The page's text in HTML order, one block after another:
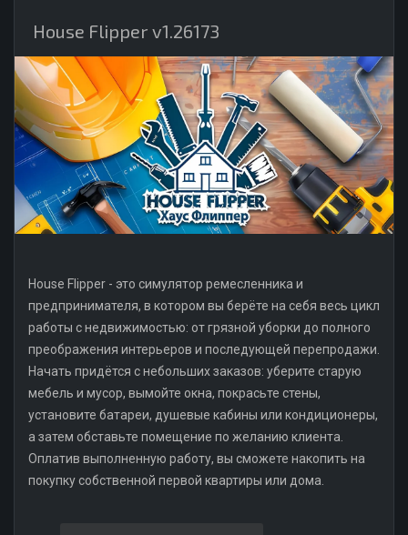
House Flipper v1.26173
House Flipper - это симулятор ремесленника и
предпринимателя, в котором вы берёте на себя весь цикл
работы с недвижимостью: от грязной уборки до полного
преображения интерьеров и последующей перепродажи.
Начать придётся с небольших заказов: уберите старую
мебель и мусор, вымойте окна, покрасьте стены,
установите батареи, душевые кабины или кондиционеры,
а затем обставьте помещение по желанию клиента.
Оплатив выполненную работу, вы сможете накопить на
покупку собственной первой квартиры или дома.